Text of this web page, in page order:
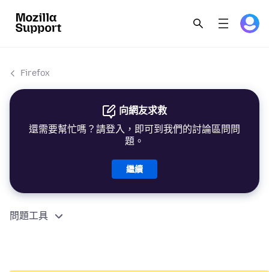
Firefox
向網友求救
還需要幫忙嗎？請登入，即可到我們的討論區問問
題。
繼續
問題工具